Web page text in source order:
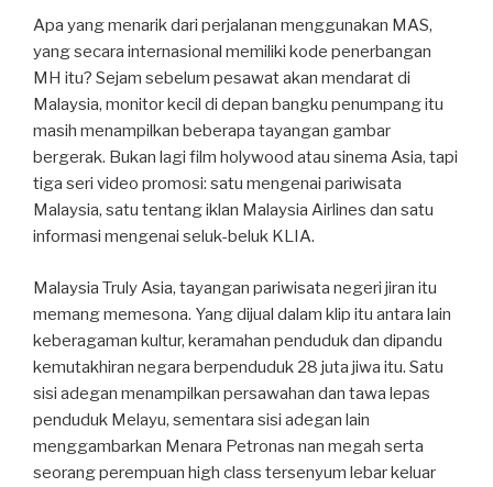
Apa yang menarik dari perjalanan menggunakan MAS,
yang secara internasional memiliki kode penerbangan
MH itu? Sejam sebelum pesawat akan mendarat di
Malaysia, monitor kecil di depan bangku penumpang itu
masih menampilkan beberapa tayangan gambar
bergerak. Bukan lagi film holywood atau sinema Asia, tapi
tiga seri video promosi: satu mengenai pariwisata
Malaysia, satu tentang iklan Malaysia Airlines dan satu
informasi mengenai seluk-beluk KLIA.
Malaysia Truly Asia, tayangan pariwisata negeri jiran itu
memang memesona. Yang dijual dalam klip itu antara lain
keberagaman kultur, keramahan penduduk dan dipandu
kemutakhiran negara berpenduduk 28 juta jiwa itu. Satu
sisi adegan menampilkan persawahan dan tawa lepas
penduduk Melayu, sementara sisi adegan lain
menggambarkan Menara Petronas nan megah serta
seorang perempuan high class tersenyum lebar keluar